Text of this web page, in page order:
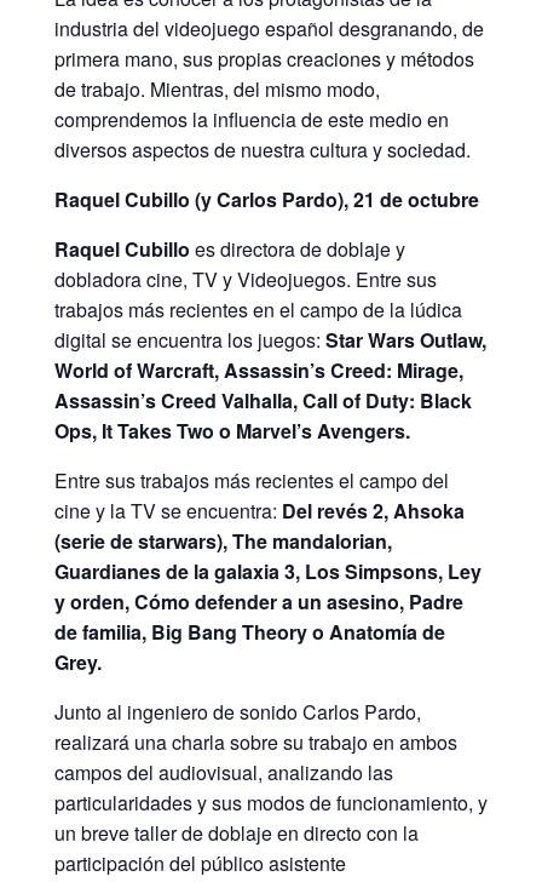
industria del videojuego español desgranando, de
primera mano, sus propias creaciones y métodos
de trabajo. Mientras, del mismo modo,
comprendemos la influencia de este medio en
diversos aspectos de nuestra cultura y sociedad.
Raquel Cubillo (y Carlos Pardo), 21 de octubre
Raquel Cubillo es directora de doblaje y
dobladora cine, TV y Videojuegos. Entre sus
trabajos más recientes en el campo de la lúdica
digital se encuentra los juegos: Star Wars Outlaw,
World of Warcraft, Assassin’s Creed: Mirage,
Assassin’s Creed Valhalla, Call of Duty: Black
Ops, It Takes Two o Marvel’s Avengers.
Entre sus trabajos más recientes el campo del
cine y la TV se encuentra: Del revés 2, Ahsoka
(serie de starwars), The mandalorian,
Guardianes de la galaxia 3, Los Simpsons, Ley
y orden, Cómo defender a un asesino, Padre
de familia, Big Bang Theory o Anatomía de
Grey.
Junto al ingeniero de sonido Carlos Pardo,
realizará una charla sobre su trabajo en ambos
campos del audiovisual, analizando las
particularidades y sus modos de funcionamiento, y
un breve taller de doblaje en directo con la
participación del público asistente